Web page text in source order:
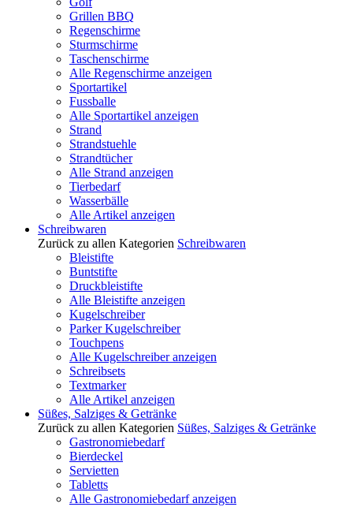
Grillen BBQ
Regenschirme
Sturmschirme
Taschenschirme
Alle Regenschirme anzeigen
Sportartikel
Fussballe
Alle Sportartikel anzeigen
Strand
Strandstuehle
Strandtücher
Alle Strand anzeigen
Tierbedarf
Wasserbälle
Alle Artikel anzeigen
Schreibwaren
Zurück zu allen Kategorien Schreibwaren
Bleistifte
Buntstifte
Druckbleistifte
Alle Bleistifte anzeigen
Kugelschreiber
Parker Kugelschreiber
Touchpens
Alle Kugelschreiber anzeigen
Schreibsets
Textmarker
Alle Artikel anzeigen
Süßes, Salziges & Getränke
Zurück zu allen Kategorien Süßes, Salziges & Getränke
Gastronomiebedarf
Bierdeckel
Servietten
Tabletts
Alle Gastronomiebedarf anzeigen